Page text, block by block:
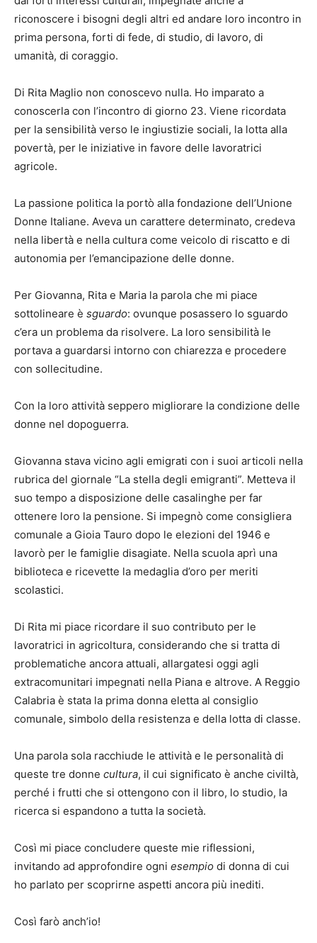
riconoscere i bisogni degli altri ed andare loro incontro in
prima persona, forti di fede, di studio, di lavoro, di
umanità, di coraggio.
Di Rita Maglio non conoscevo nulla. Ho imparato a
conoscerla con l’incontro di giorno 23. Viene ricordata
per la sensibilità verso le ingiustizie sociali, la lotta alla
povertà, per le iniziative in favore delle lavoratrici
agricole.
La passione politica la portò alla fondazione dell’Unione
Donne Italiane. Aveva un carattere determinato, credeva
nella libertà e nella cultura come veicolo di riscatto e di
autonomia per l’emancipazione delle donne.
Per Giovanna, Rita e Maria la parola che mi piace
sottolineare è sguardo: ovunque posassero lo sguardo
c’era un problema da risolvere. La loro sensibilità le
portava a guardarsi intorno con chiarezza e procedere
con sollecitudine.
Con la loro attività seppero migliorare la condizione delle
donne nel dopoguerra.
Giovanna stava vicino agli emigrati con i suoi articoli nella
rubrica del giornale “La stella degli emigranti”. Metteva il
suo tempo a disposizione delle casalinghe per far
ottenere loro la pensione. Si impegnò come consigliera
comunale a Gioia Tauro dopo le elezioni del 1946 e
lavorò per le famiglie disagiate. Nella scuola aprì una
biblioteca e ricevette la medaglia d’oro per meriti
scolastici.
Di Rita mi piace ricordare il suo contributo per le
lavoratrici in agricoltura, considerando che si tratta di
problematiche ancora attuali, allargatesi oggi agli
extracomunitari impegnati nella Piana e altrove. A Reggio
Calabria è stata la prima donna eletta al consiglio
comunale, simbolo della resistenza e della lotta di classe.
Una parola sola racchiude le attività e le personalità di
queste tre donne cultura, il cui significato è anche civiltà,
perché i frutti che si ottengono con il libro, lo studio, la
ricerca si espandono a tutta la società.
Così mi piace concludere queste mie riflessioni,
invitando ad approfondire ogni esempio di donna di cui
ho parlato per scoprirne aspetti ancora più inediti.
Così farò anch’io!